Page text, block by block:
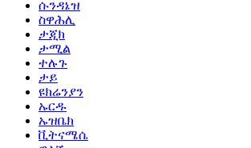
ሱንዳኔዝ
ስዋሕሊ
ታጂክ
ታሚል
ተሉጉ
ታይ
ዩክሬንያን
ኡርዱ
ኡዝቤክ
ቪትናሜሴ